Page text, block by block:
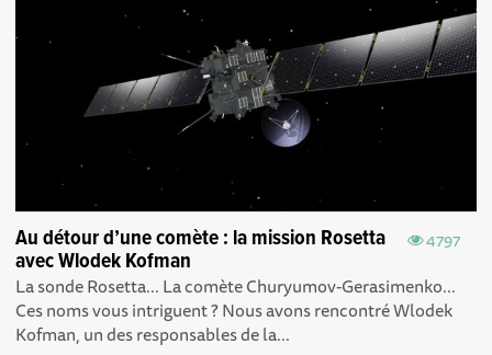
4797
Au détour d’une comète : la mission Rosetta
avec Wlodek Kofman
La sonde Rosetta... La comète Churyumov-Gerasimenko...
Ces noms vous intriguent ? Nous avons rencontré Wlodek
Kofman, un des responsables de la...